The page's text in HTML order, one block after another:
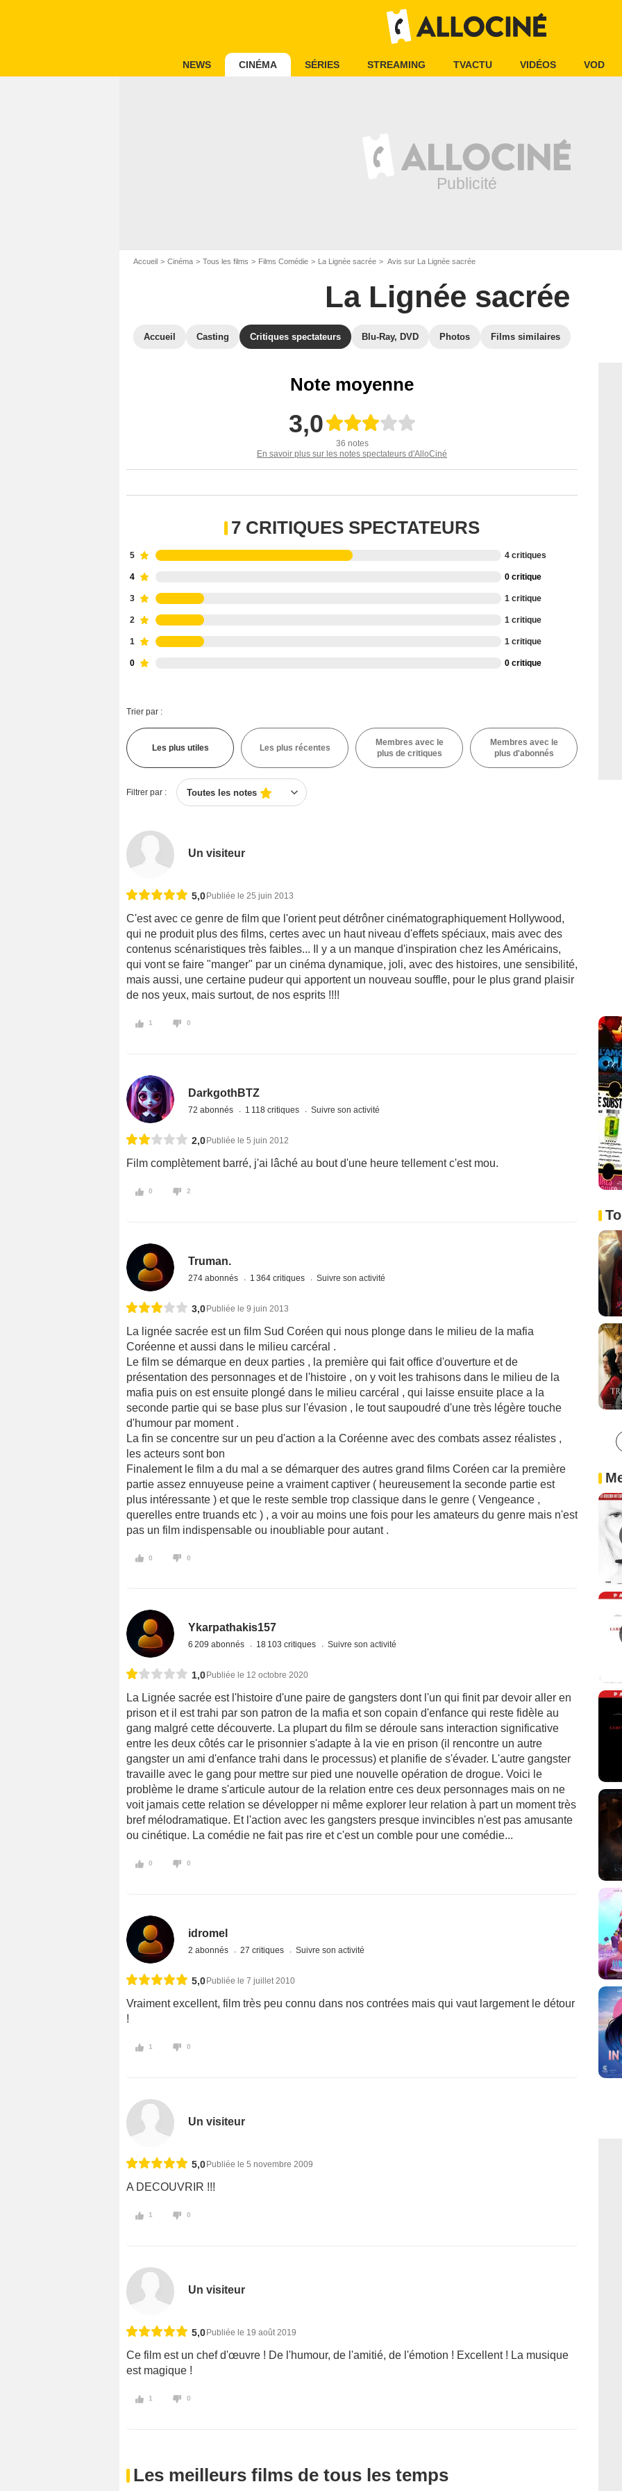
NEWS CINÉMA SÉRIES STREAMING TVACTU VIDÉOS VOD
Accueil Cinéma Tous les films Films Comédie La Lignée sacrée Avis sur La Lignée sacrée
La Lignée sacrée
Accueil Casting Critiques spectateurs Blu-Ray, DVD Photos Films similaires
Note moyenne
3,0
36 notes
En savoir plus sur les notes spectateurs d'AlloCiné
7 CRITIQUES SPECTATEURS
5 4 critiques
4 0 critique
3 1 critique
2 1 critique
1 1 critique
0 0 critique
Trier par :
Les plus utiles Les plus récentes
Membres avec le
plus de critiques
Membres avec le
plus d'abonnés
Filtrer par : Toutes les notes
Un visiteur
5,0 Publiée le 25 juin 2013
C'est avec ce genre de film que l'orient peut détrôner cinématographiquement Hollywood,
qui ne produit plus des films, certes avec un haut niveau d'effets spéciaux, mais avec des
contenus scénaristiques très faibles... Il y a un manque d'inspiration chez les Américains,
qui vont se faire "manger" par un cinéma dynamique, joli, avec des histoires, une sensibilité,
mais aussi, une certaine pudeur qui apportent un nouveau souffle, pour le plus grand plaisir
de nos yeux, mais surtout, de nos esprits !!!!
1 0
DarkgothBTZ
72 abonnés 1 118 critiques Suivre son activité
2,0Publiée le 5 juin 2012
Film complètement barré, j'ai lâché au bout d'une heure tellement c'est mou.
0 2
Truman.
274 abonnés 1 364 critiques Suivre son activité
3,0Publiée le 9 juin 2013
La lignée sacrée est un film Sud Coréen qui nous plonge dans le milieu de la mafia
Coréenne et aussi dans le milieu carcéral .
Le film se démarque en deux parties , la première qui fait office d'ouverture et de
présentation des personnages et de l'histoire , on y voit les trahisons dans le milieu de la
mafia puis on est ensuite plongé dans le milieu carcéral , qui laisse ensuite place a la
seconde partie qui se base plus sur l'évasion , le tout saupoudré d'une très légère touche
d'humour par moment .
La fin se concentre sur un peu d'action a la Coréenne avec des combats assez réalistes ,
les acteurs sont bon
Finalement le film a du mal a se démarquer des autres grand films Coréen car la première
partie assez ennuyeuse peine a vraiment captiver ( heureusement la seconde partie est
plus intéressante ) et que le reste semble trop classique dans le genre ( Vengeance ,
querelles entre truands etc ) , a voir au moins une fois pour les amateurs du genre mais n'est
pas un film indispensable ou inoubliable pour autant .
0 0
Ykarpathakis157
6 209 abonnés 18 103 critiques Suivre son activité
1,0 Publiée le 12 octobre 2020
La Lignée sacrée est l'histoire d'une paire de gangsters dont l'un qui finit par devoir aller en
prison et il est trahi par son patron de la mafia et son copain d'enfance qui reste fidèle au
gang malgré cette découverte. La plupart du film se déroule sans interaction significative
entre les deux côtés car le prisonnier s'adapte à la vie en prison (il rencontre un autre
gangster un ami d'enfance trahi dans le processus) et planifie de s'évader. L'autre gangster
travaille avec le gang pour mettre sur pied une nouvelle opération de drogue. Voici le
problème le drame s'articule autour de la relation entre ces deux personnages mais on ne
voit jamais cette relation se développer ni même explorer leur relation à part un moment très
bref mélodramatique. Et l'action avec les gangsters presque invincibles n'est pas amusante
ou cinétique. La comédie ne fait pas rire et c'est un comble pour une comédie...
0 0
idromel
2 abonnés 27 critiques Suivre son activité
5,0 Publiée le 7 juillet 2010
Vraiment excellent, film très peu connu dans nos contrées mais qui vaut largement le détour
!
1 0
Un visiteur
5,0 Publiée le 5 novembre 2009
A DECOUVRIR !!!
1 0
Un visiteur
5,0 Publiée le 19 août 2019
Ce film est un chef d'œuvre ! De l'humour, de l'amitié, de l'émotion ! Excellent ! La musique
est magique !
1 0
Les meilleurs films de tous les temps